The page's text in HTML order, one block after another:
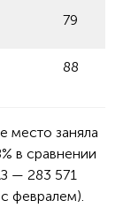
79
88
место заняла
в сравнении
— 283 571
февралем).